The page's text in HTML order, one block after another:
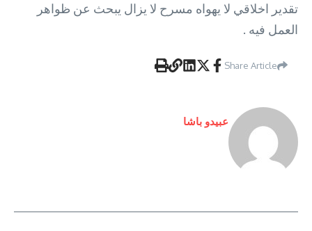
تقدير اخلاقي لا يهواه مسرح لا يزال يبحث عن ظواهر
العمل فيه .
Share Article
عبيدو باشا